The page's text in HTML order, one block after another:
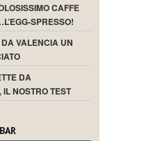
CAFFE
SPRESSO!
VALENCIA UN
DA
IL NOSTRO TEST